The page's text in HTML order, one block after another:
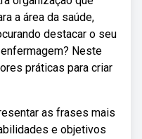
a área da saúde,
destacar o seu
Neste
práticas para criar
as frases mais
e objetivos